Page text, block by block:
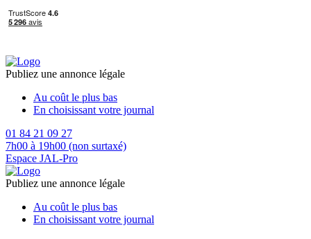
Publiez une annonce légale
Au coût le plus bas
En choisissant votre journal
01 84 21 09 27
7h00 à 19h00 (non surtaxé)
Espace JAL-Pro
Publiez une annonce légale
Au coût le plus bas
En choisissant votre journal